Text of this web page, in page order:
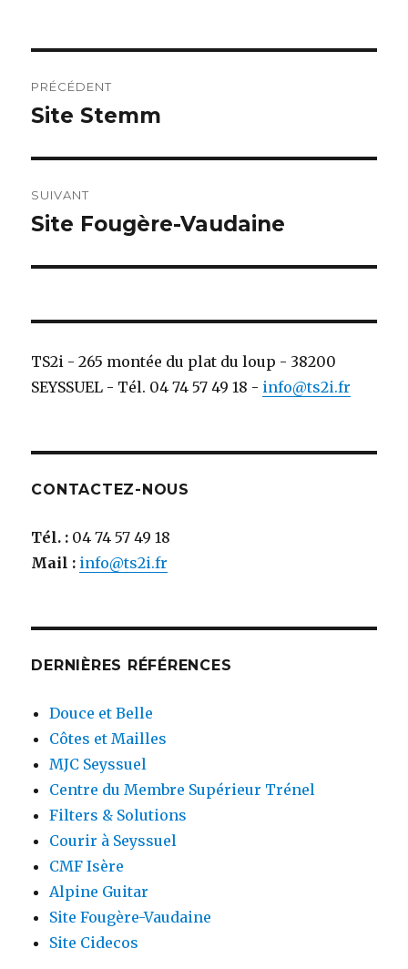
de
PRÉCÉDENT
Publication
Site Stemm
SUIVANT
Publication
Site Fougère-Vaudaine
TS2i - 265 montée du plat du loup - 38200
SEYSSUEL - Tél. 04 74 57 49 18 - info@ts2i.fr
CONTACTEZ-NOUS
Tél. : 04 74 57 49 18
Mail : info@ts2i.fr
DERNIÈRES RÉFÉRENCES
Douce et Belle
Côtes et Mailles
MJC Seyssuel
Centre du Membre Supérieur Trénel
Filters & Solutions
Courir à Seyssuel
CMF Isère
Alpine Guitar
Site Fougère-Vaudaine
Site Cidecos